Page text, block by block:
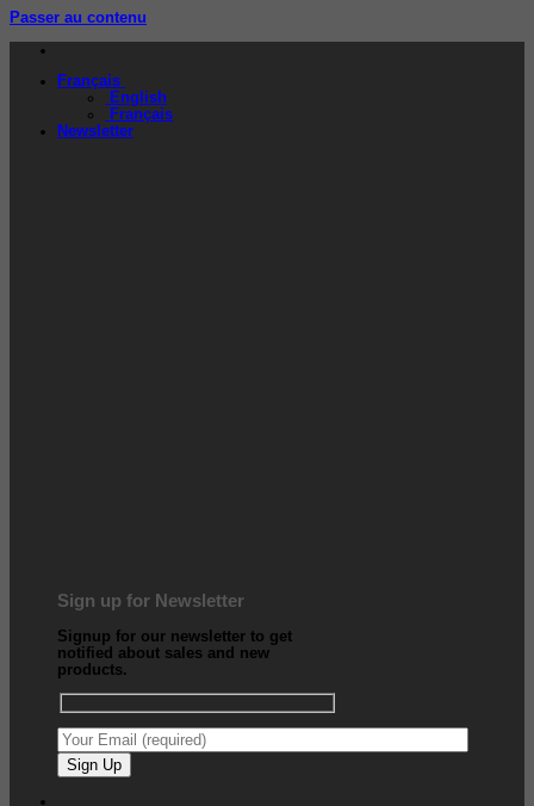
Passer au contenu
Français
English
Français
Newsletter
Sign up for Newsletter
Signup for our newsletter to get
notified about sales and new
products.